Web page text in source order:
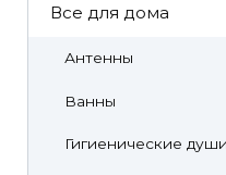
Все для дома
Антенны
Ванны
Гигиенические души